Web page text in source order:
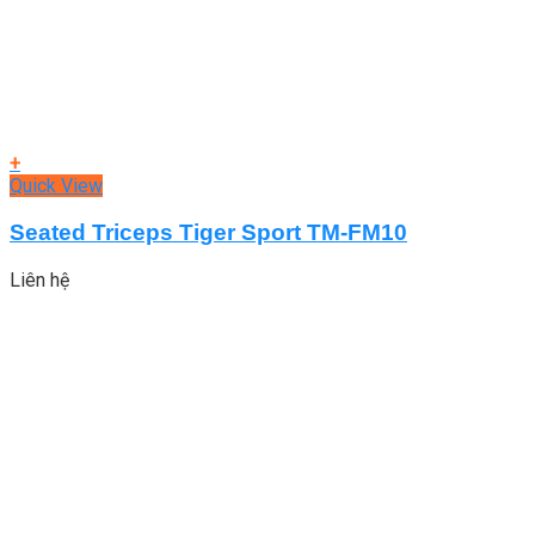
+
Quick View
Seated Triceps Tiger Sport TM-FM10
Liên hệ